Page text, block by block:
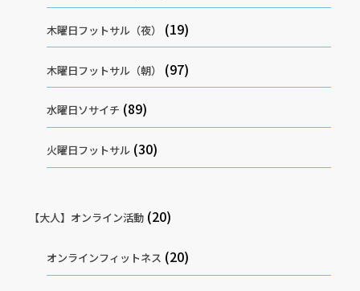
木曜日フットサル（夜） (19)
木曜日フットサル（朝） (97)
水曜日ソサイチ (89)
火曜日フットサル (30)
【大人】オンライン活動(20)
オンラインフィットネス (20)